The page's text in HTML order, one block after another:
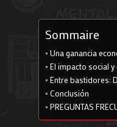
Sommaire
Una ganancia
El impacto social
Entre bastidores:
Conclusión
PREGUNTAS